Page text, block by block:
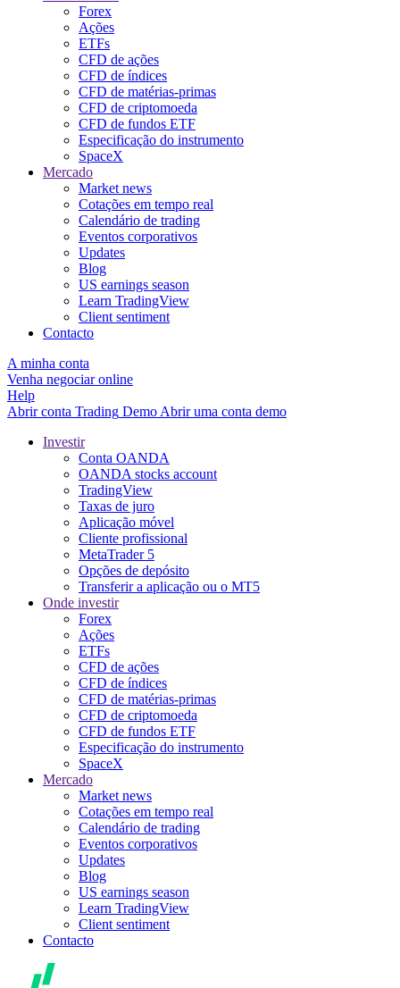
Forex
Ações
ETFs
CFD de ações
CFD de índices
CFD de matérias-primas
CFD de criptomoeda
CFD de fundos ETF
Especificação do instrumento
SpaceX
Mercado
Market news
Cotações em tempo real
Calendário de trading
Eventos corporativos
Updates
Blog
US earnings season
Learn TradingView
Client sentiment
Contacto
A minha conta
Venha negociar online
Help
Abrir conta Trading Demo Abrir uma conta demo
Investir
Conta OANDA
OANDA stocks account
TradingView
Taxas de juro
Aplicação móvel
Cliente profissional
MetaTrader 5
Opções de depósito
Transferir a aplicação ou o MT5
Onde investir
Forex
Ações
ETFs
CFD de ações
CFD de índices
CFD de matérias-primas
CFD de criptomoeda
CFD de fundos ETF
Especificação do instrumento
SpaceX
Mercado
Market news
Cotações em tempo real
Calendário de trading
Eventos corporativos
Updates
Blog
US earnings season
Learn TradingView
Client sentiment
Contacto